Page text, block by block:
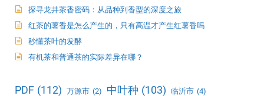
探寻龙井茶香密码：从品种到香型的深度之旅
红茶的薯香是怎么产生的，只有高温才产生红薯香吗
秒懂茶叶的发酵
有机茶和普通茶的实际差异在哪？
PDF (112) 万源市 (2) 中叶种 (103) 临沂市 (4)